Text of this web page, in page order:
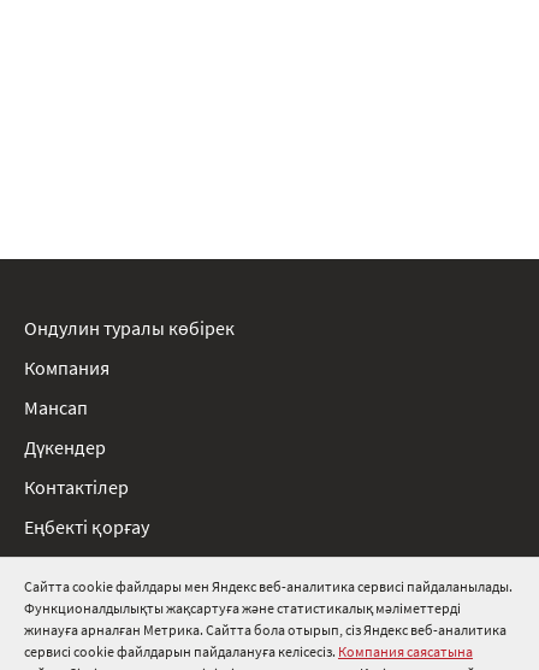
Сайтта cookie файлдары мен Яндекс веб-аналитика сервисі пайдаланылады.
Функционалдылықты жақсартуға және статистикалық мәліметтерді
жинауға арналған Метрика. Сайтта бола отырып, сіз Яндекс веб-аналитика
сервисі cookie файлдарын пайдалануға келісесіз. Компания саясатына
8 800 511 91 82
info@onduline.ru
Ондулин туралы көбірек
Компания
Мансап
Дүкендер
Контактілер
Еңбекті қорғау